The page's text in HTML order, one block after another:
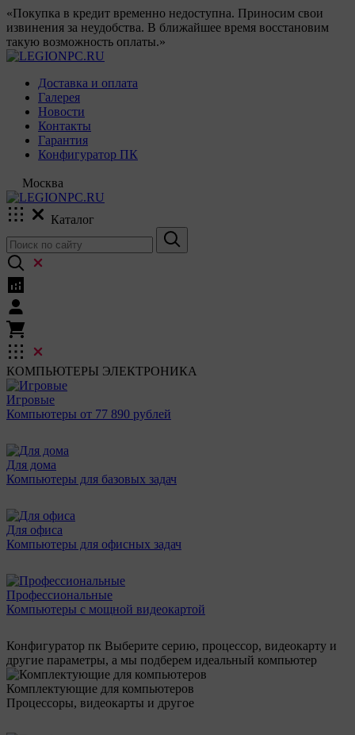
«Покупка в кредит временно недоступна. Приносим свои
извинения за неудобства. В ближайшее время восстановим
такую возможность оплаты.»
Доставка и оплата
Галерея
Новости
Контакты
Гарантия
Конфигуратор ПК
Москва
Каталог
КОМПЬЮТЕРЫ ЭЛЕКТРОНИКА
Игровые
Компьютеры от 77 890 рублей
Для дома
Компьютеры для базовых задач
Для офиса
Компьютеры для офисных задач
Профессиональные
Компьютеры с мощной видеокартой
Конфигуратор пк Выберите серию, процессор, видеокарту и
другие параметры, а мы подберем идеальный компьютер
Комплектующие для компьютеров
Процессоры, видеокарты и другое